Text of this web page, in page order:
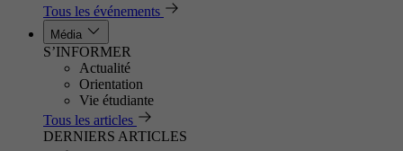
Tous les événements
Média
S’INFORMER
Actualité
Orientation
Vie étudiante
Tous les articles
DERNIERS ARTICLES